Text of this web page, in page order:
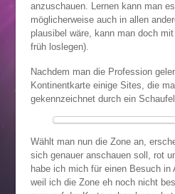
anzuschauen. Lernen kann man
möglicherweise auch in allen
plausibel wäre, kann man doch
früh loslegen).
Nachdem man die Profession
Kontinentkarte einige Sites, die
gekennzeichnet durch ein
Wählt man nun die Zone an,
sich genauer anschauen soll, rot
habe ich mich für einen Besuch in
weil ich die Zone eh noch nicht